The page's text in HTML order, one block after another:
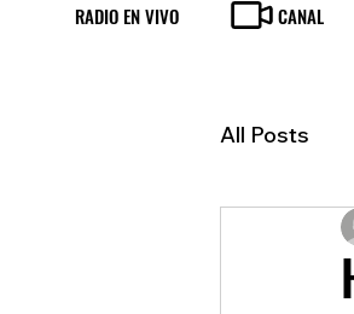
RADIO EN VIVO CANAL
All Posts